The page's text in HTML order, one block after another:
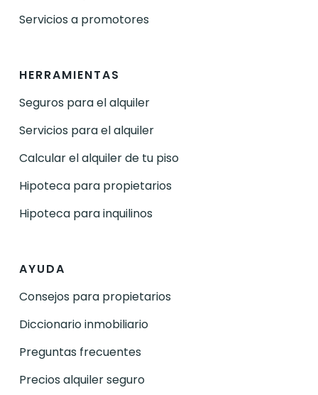
Servicios a promotores
HERRAMIENTAS
Seguros para el alquiler
Servicios para el alquiler
Calcular el alquiler de tu piso
Hipoteca para propietarios
Hipoteca para inquilinos
AYUDA
Consejos para propietarios
Diccionario inmobiliario
Preguntas frecuentes
Precios alquiler seguro